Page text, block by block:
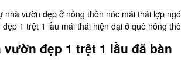
đẹp 1 trệt 1 lầu mái thái hiện đại ở quê nông
vườn đẹp 1 trệt 1 lầu đã bàn